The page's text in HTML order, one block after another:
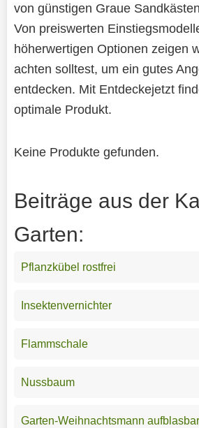
von günstigen Graue
Von preiswerten
höherwertigen Optionen zeigen
achten solltest, um ein gutes
entdecken. Mit Entdeckejetzt
optimale Produkt.
Keine Produkte gefunden.
Beiträge aus der
Garten:
Pflanzkübel rostfrei
Insektenvernichter
Flammschale
Nussbaum
Garten-Weihnachtsmann aufblasbar